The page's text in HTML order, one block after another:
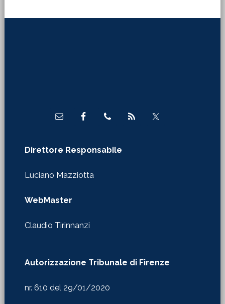
WebMaster
Claudio Tirinnanzi
Redazione in Firenze
Via Castelfidardo 24